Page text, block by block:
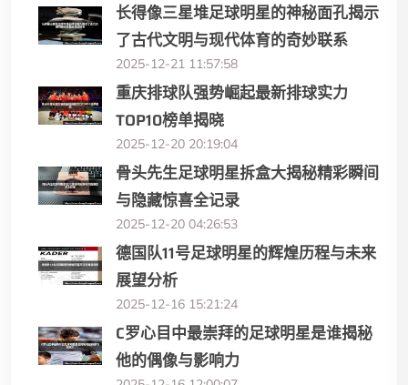
长得像三星堆足球明星的神秘面孔揭示
了古代文明与现代体育的奇妙联系
2025-12-21 11:57:58
重庆排球队强势崛起最新排球实力
TOP10榜单揭晓
2025-12-20 20:19:04
骨头先生足球明星拆盒大揭秘精彩瞬间
与隐藏惊喜全记录
2025-12-20 04:26:53
德国队11号足球明星的辉煌历程与未来
展望分析
2025-12-16 15:21:24
C罗心目中最崇拜的足球明星是谁揭秘
他的偶像与影响力